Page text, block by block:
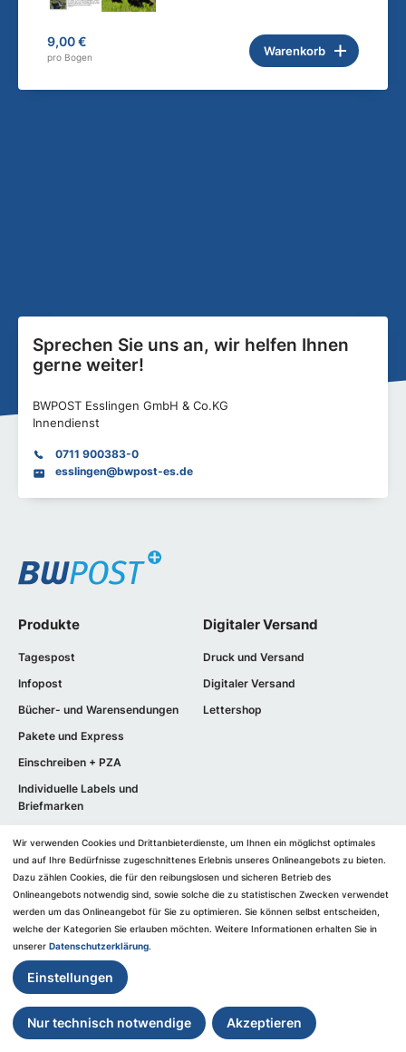
9,00 €
pro Bogen Warenkorb
Sprechen Sie uns an, wir helfen Ihnen
gerne weiter!
BWPOST Esslingen GmbH & Co.KG
Innendienst
0711 900383-0
esslingen@bwpost-es.de
Produkte
Tagespost
Infopost
Bücher- und Warensendungen
Pakete und Express
Einschreiben + PZA
Individuelle Labels und
Briefmarken
Prelabel
Digitaler Versand
Digitaler Versand
Druck und Versand
Digitaler Versand
Lettershop
Services
Portooptimierung
Nachsendeauftrag
Lagerauftrag
Jobs
Karriere bei der BWPOST
Wir verwenden Cookies und Drittanbieterdienste, um Ihnen ein möglichst optimales
und auf Ihre Bedürfnisse zugeschnittenes ​Erlebnis unseres Onlineangebots zu bieten.
Dazu zählen Cookies, die für den reibungslosen und sicheren Betrieb des
Onlineangebots notwendig sind, sowie solche die zu statistischen Zwecken verwendet
werden um das Onlineangebot für Sie zu optimieren. Sie können selbst entscheiden,
welche der Kategorien Sie erlauben möchten. Weitere Informationen erhalten Sie in
unserer Datenschutzerklärung.
Einstellungen
Nur technisch notwendige Akzeptieren